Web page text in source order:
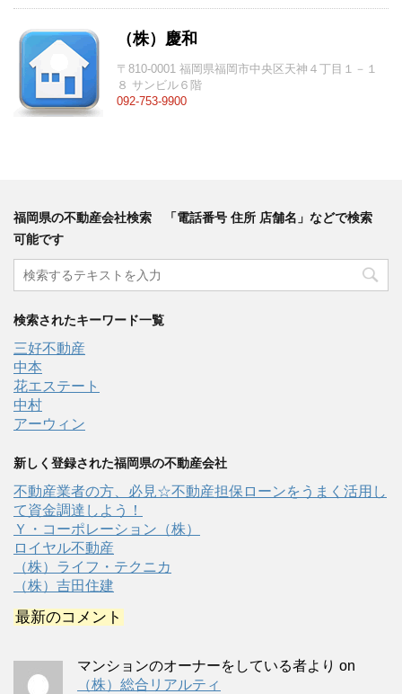
（株）慶和
〒810-0001 福岡県福岡市中央区天神４丁目１－１
８ サンビル６階
092-753-9900
福岡県の不動産会社検索 「電話番号 住所 店舗名」などで検索
可能です
検索されたキーワード一覧
三好不動産
中本
花エステート
中村
アーウィン
新しく登録された福岡県の不動産会社
不動産業者の方、必見☆不動産担保ローンをうまく活用し
て資金調達しよう！
Ｙ・コーポレーション（株）
ロイヤル不動産
（株）ライフ・テクニカ
（株）吉田住建
最新のコメント
マンションのオーナーをしている者より on
（株）総合リアルティ